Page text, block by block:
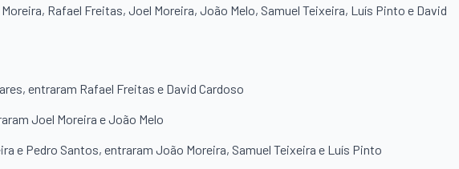
Moreira, Rafael Freitas, Joel Moreira, João Melo, Samuel Teixeira, Luís Pinto e David
entraram Rafael Freitas e David Cardoso
Joel Moreira e João Melo
e Pedro Santos, entraram João Moreira, Samuel Teixeira e Luís Pinto